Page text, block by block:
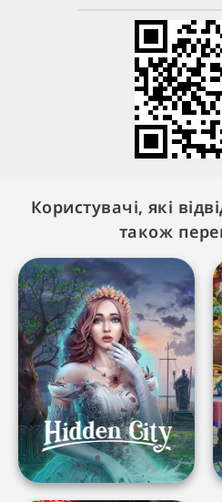
Користувачі, які
також